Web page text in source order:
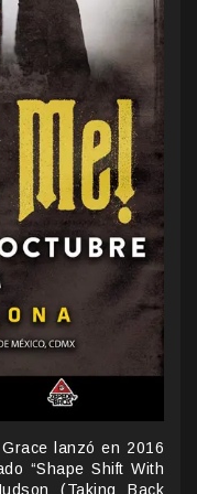
lanzó en 2016
“Shape Shift With
(Taking Back